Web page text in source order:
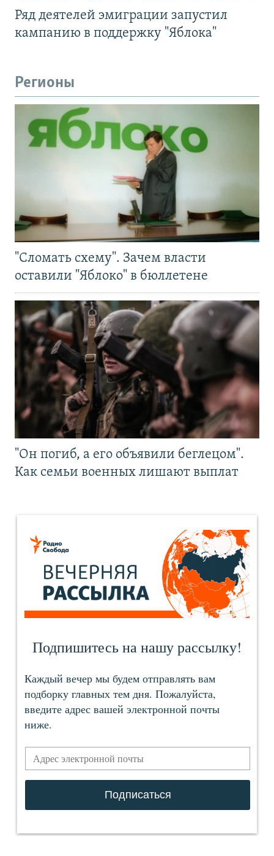
Ряд деятелей эмиграции запустил
кампанию в поддержку "Яблока"
Регионы
"Сломать схему". Зачем власти
оставили "Яблоко" в бюллетене
"Он погиб, а его объявили беглецом".
Как семьи военных лишают выплат